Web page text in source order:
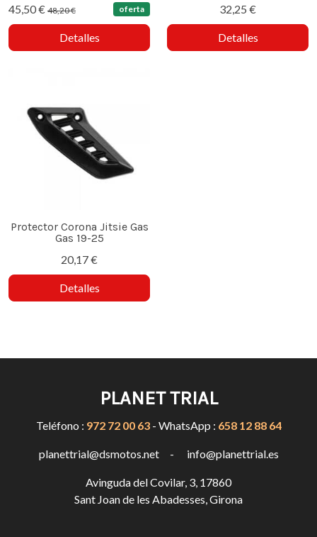
45,50 € 48,20 € oferta
Detalles
32,25 €
Detalles
Protector Corona Jitsie Gas
Gas 19-25
20,17 €
Detalles
PLANET TRIAL
Teléfono : 972 72 00 63- WhatsApp : 658 12 88 64
planettrial@dsmotos.net - info@planettrial.es
Avinguda del Covilar, 3, 17860
Sant Joan de les Abadesses, Girona